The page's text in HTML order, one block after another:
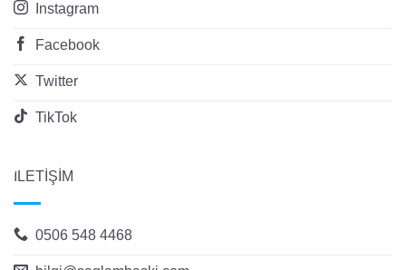
Instagram
Facebook
Twitter
TikTok
İLETİŞİM
0506 548 4468